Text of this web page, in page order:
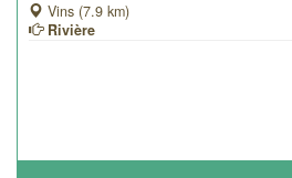
Vins (7.9 km)
Rivière